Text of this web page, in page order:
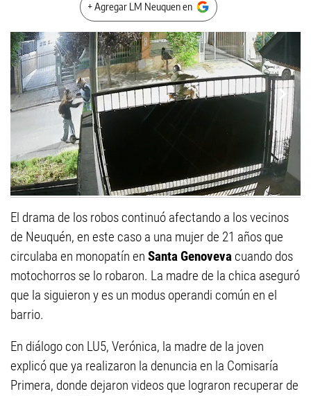
+ Agregar LM Neuquen en
El drama de los robos continuó afectando a los vecinos
de Neuquén, en este caso a una mujer de 21 años que
circulaba en monopatín en Santa Genoveva cuando dos
motochorros se lo robaron. La madre de la chica aseguró
que la siguieron y es un modus operandi común en el
barrio.
En diálogo con LU5, Verónica, la madre de la joven
explicó que ya realizaron la denuncia en la Comisaría
Primera, donde dejaron videos que lograron recuperar de